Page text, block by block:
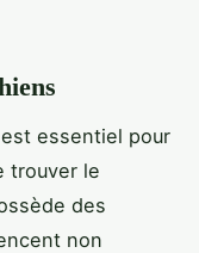
est essentiel pour
trouver le
des
non